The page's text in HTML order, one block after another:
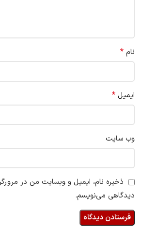
نام *
ایمیل *
وب‌ سایت
ذخیره نام، ایمیل و وبسایت من در
دیدگاهی می‌نویسم.